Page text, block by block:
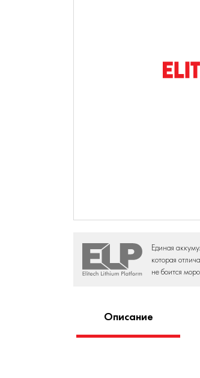
Единая
которая
не боится
Описание